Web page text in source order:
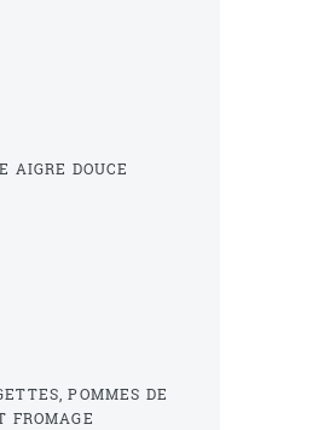
AIGRE DOUCE
POMMES DE
FROMAGE